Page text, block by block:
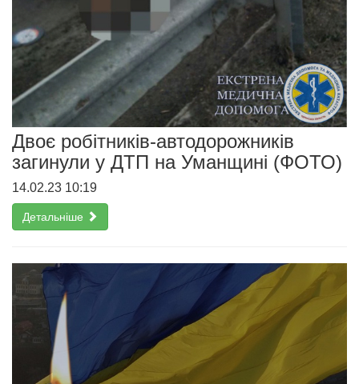
Двоє робітників-автодорожників
загинули у ДТП на Уманщині (ФОТО)
14.02.23 10:19
Детальніше